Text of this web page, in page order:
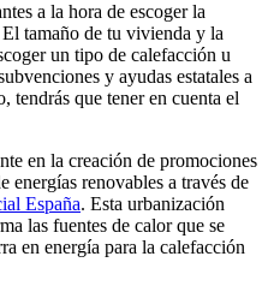
a la hora de escoger la
tamaño de tu vivienda y la
un tipo de calefacción u
y ayudas estatales a
tendrás que tener en cuenta el
en la creación de promociones
energías renovables a través de
España. Esta urbanización
las fuentes de calor que se
en energía para la calefacción